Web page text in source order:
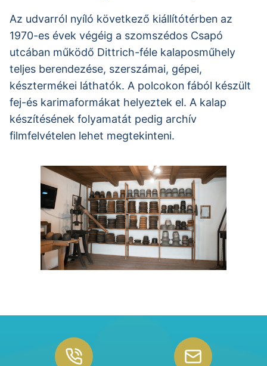
Az udvarról nyíló következő kiállítótérben az
1970-es évek végéig a szomszédos Csapó
utcában működő Dittrich-féle kalaposműhely
teljes berendezése, szerszámai, gépei,
késztermékei láthatók. A polcokon fából készült
fej-és karimaformákat helyeztek el. A kalap
készítésének folyamatát pedig archív
filmfelvételen lehet megtekinteni.